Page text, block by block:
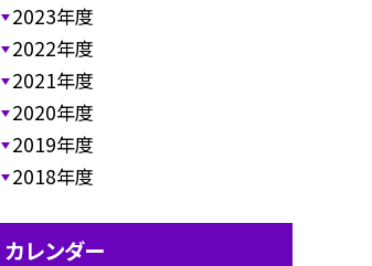
2023年度
2022年度
2021年度
2020年度
2019年度
2018年度
カレンダー